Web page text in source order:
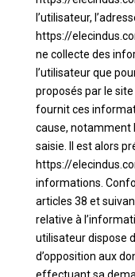
l’utilisateur,
https://
ne collecte des
l’utilisateur que
proposés par le
fournit ces
cause, notamment
saisie. Il est alors
https://
informations.
articles 38 et
relative à
utilisateur dispose
d’opposition aux